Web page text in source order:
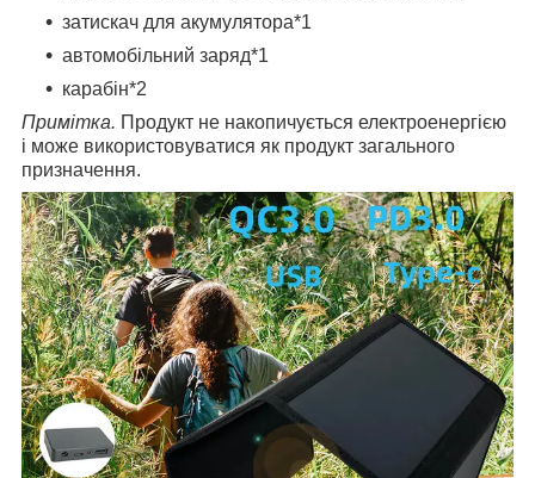
затискач для акумулятора*1
автомобільний заряд*1
карабін*2
Примітка. Продукт не накопичується електроенергією
і може використовуватися як продукт загального
призначення.